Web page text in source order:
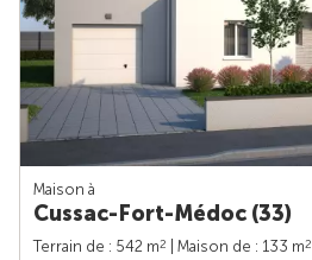
Maison à
Cussac-Fort-Médoc (33)
Terrain de : 542 m2 | Maison de : 133 m2